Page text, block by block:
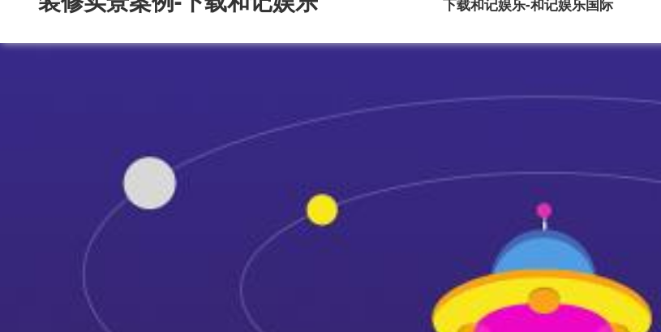
下载和记娱乐-和记娱乐国际